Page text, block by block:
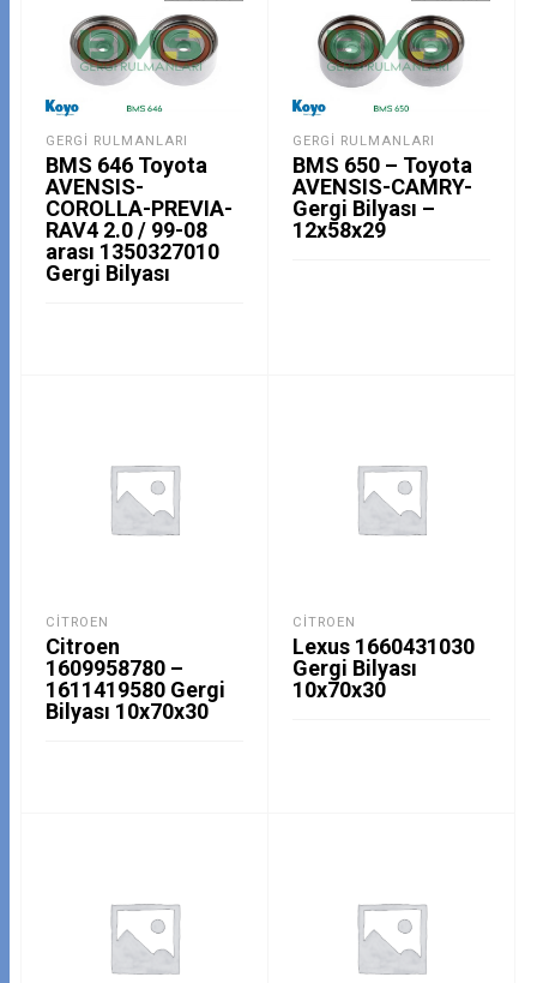
GERGI RULMANLARI
BMS 646 Toyota
AVENSIS-
COROLLA-PREVIA-
RAV4 2.0 / 99-08
arası 1350327010
Gergi Bilyası
GERGI RULMANLARI
BMS 650 – Toyota
AVENSIS-CAMRY-
Gergi Bilyası –
12x58x29
CITROEN
Citroen
1609958780 –
1611419580 Gergi
Bilyası 10x70x30
CITROEN
Lexus 1660431030
Gergi Bilyası
10x70x30